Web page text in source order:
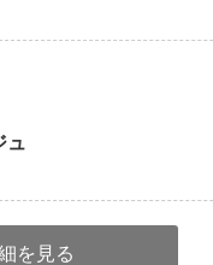
ュ
を見る